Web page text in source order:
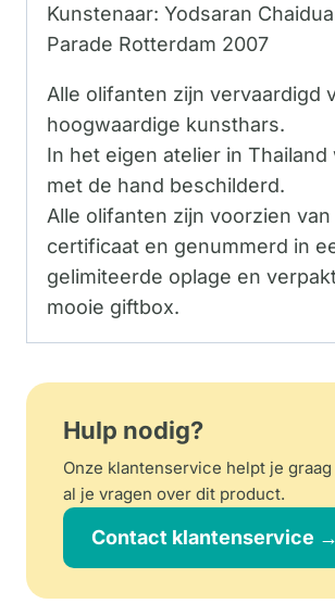
Kunstenaar: Yodsaran
Parade Rotterdam 2007
Alle olifanten zijn vervaardigd
hoogwaardige kunsthars.
In het eigen atelier in
met de hand beschilderd.
Alle olifanten zijn voorzien van
certificaat en genummerd in
gelimiteerde oplage en
mooie giftbox.
Hulp nodig?
Onze klantenservice helpt je
al je vragen over dit product.
Contact klantenservice →